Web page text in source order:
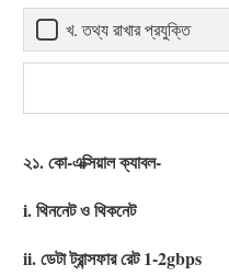
খ. তথ্য রাখার প্রযুক্তি
২১. কো-এক্সিয়াল ক্যাবল-
i. থিননেট ও থিকনেট
ii. ডেটা ট্রান্সফার রেট 1-2gbps